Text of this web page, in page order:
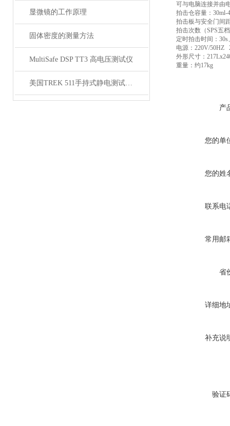
显微镜的工作原理
固体密度的测量方法
MultiSafe DSP TT3 高电压测试仪
美国TREK 511手持式静电测试仪技术参数
可与电脑连接并由
拍击仓容量：30ml-
拍击板与安全门间
拍击次数（SPS五
定时拍击时间：
电源：220V/50HZ
外形尺寸：
重量：约17kg
产
您的单
您的姓
联系电
常用邮
省
详细地
补充说
验证